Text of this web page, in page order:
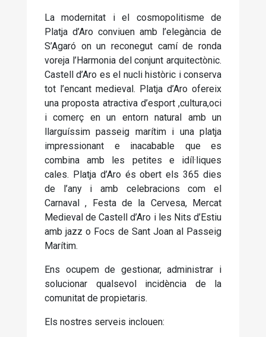
La modernitat i el cosmopolitisme de
Platja d’Aro conviuen amb l’elegància de
S’Agaró on un reconegut camí de ronda
voreja l’Harmonia del conjunt arquitectònic.
Castell d’Aro es el nucli històric i conserva
tot l’encant medieval. Platja d’Aro ofereix
una proposta atractiva d’esport ,cultura,oci
i comerç en un entorn natural amb un
llarguíssim passeig marítim i una platja
impressionant e inacabable que es
combina amb les petites e idíl·liques
cales. Platja d’Aro és obert els 365 dies
de l’any i amb celebracions com el
Carnaval , Festa de la Cervesa, Mercat
Medieval de Castell d’Aro i les Nits d’Estiu
amb jazz o Focs de Sant Joan al Passeig
Marítim.
Ens ocupem de gestionar, administrar i
solucionar qualsevol incidència de la
comunitat de propietaris.
Els nostres serveis inclouen: